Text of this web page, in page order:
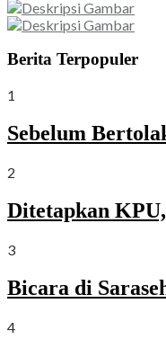
Berita Terpopuler
1
Sebelum
2
Ditetapkan
3
Bicara di
4